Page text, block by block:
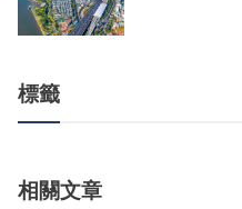
標籤
相關文章